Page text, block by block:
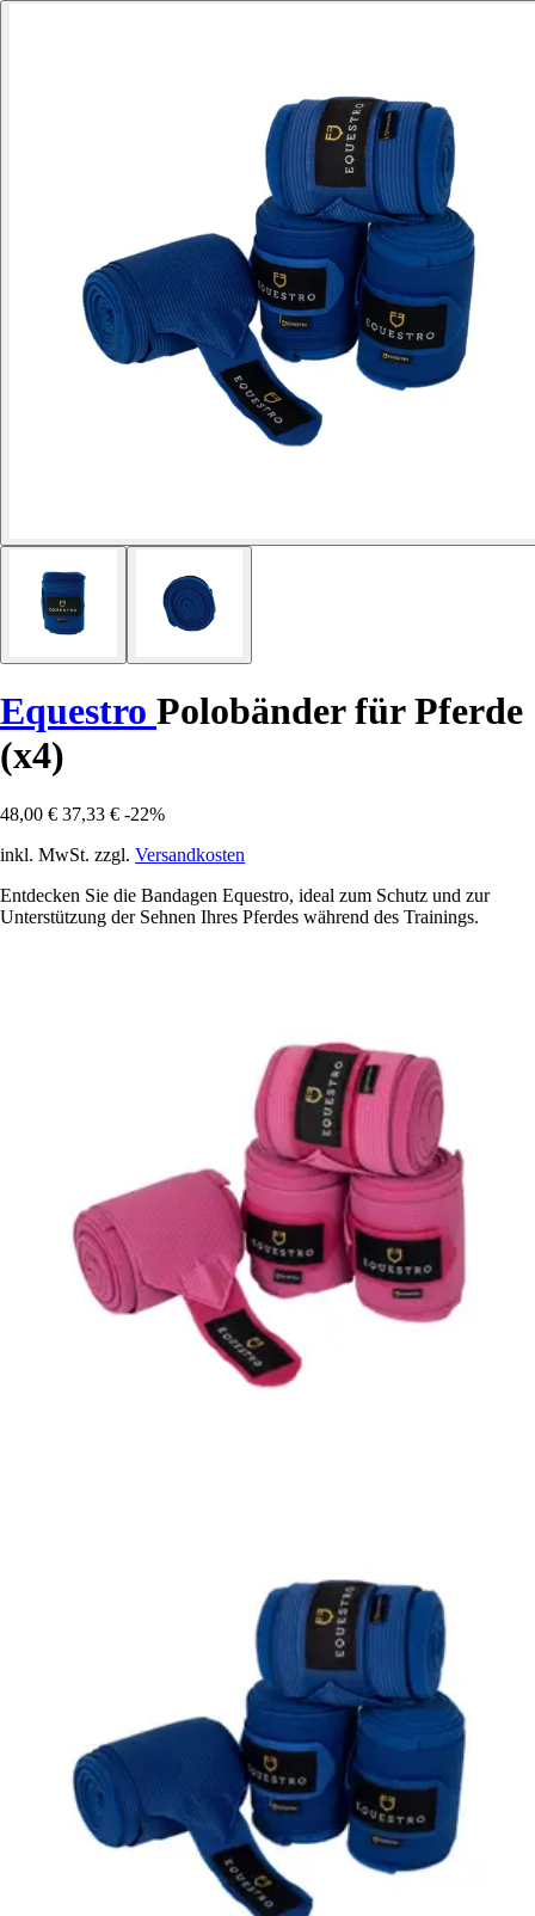
Equestro Polobänder für Pferde
(x4)
48,00 € 37,33 € -22%
inkl. MwSt. zzgl. Versandkosten
Entdecken Sie die Bandagen Equestro, ideal zum Schutz und zur
Unterstützung der Sehnen Ihres Pferdes während des Trainings.